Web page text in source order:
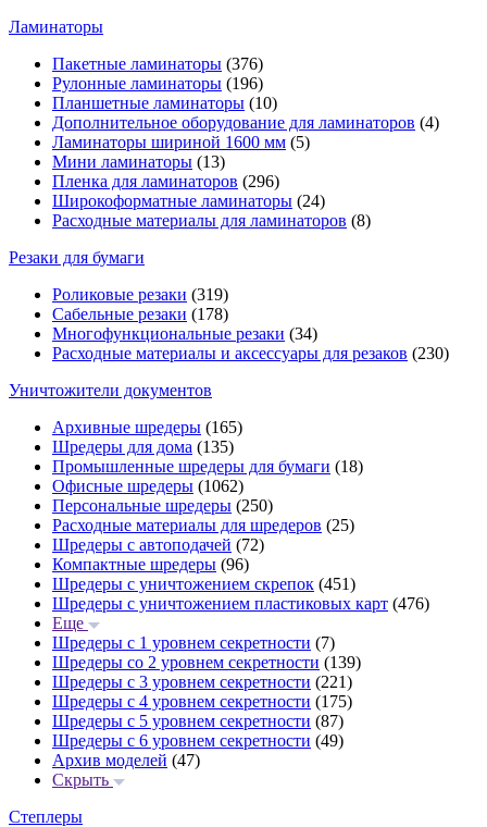
Ламинаторы
Пакетные ламинаторы (376)
Рулонные ламинаторы (196)
Планшетные ламинаторы (10)
Дополнительное оборудование для ламинаторов (4)
Ламинаторы шириной 1600 мм (5)
Мини ламинаторы (13)
Пленка для ламинаторов (296)
Широкоформатные ламинаторы (24)
Расходные материалы для ламинаторов (8)
Резаки для бумаги
Роликовые резаки (319)
Сабельные резаки (178)
Многофункциональные резаки (34)
Расходные материалы и аксессуары для резаков (230)
Уничтожители документов
Архивные шредеры (165)
Шредеры для дома (135)
Промышленные шредеры для бумаги (18)
Офисные шредеры (1062)
Персональные шредеры (250)
Расходные материалы для шредеров (25)
Шредеры с автоподачей (72)
Компактные шредеры (96)
Шредеры с уничтожением скрепок (451)
Шредеры с уничтожением пластиковых карт (476)
Еще
Шредеры с 1 уровнем секретности (7)
Шредеры со 2 уровнем секретности (139)
Шредеры с 3 уровнем секретности (221)
Шредеры с 4 уровнем секретности (175)
Шредеры с 5 уровнем секретности (87)
Шредеры с 6 уровнем секретности (49)
Архив моделей (47)
Скрыть
Степлеры